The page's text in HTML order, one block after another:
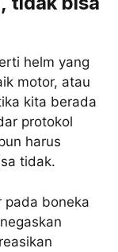
helm yang
motor, atau
kita berada
protokol
harus
tidak.
pada boneka